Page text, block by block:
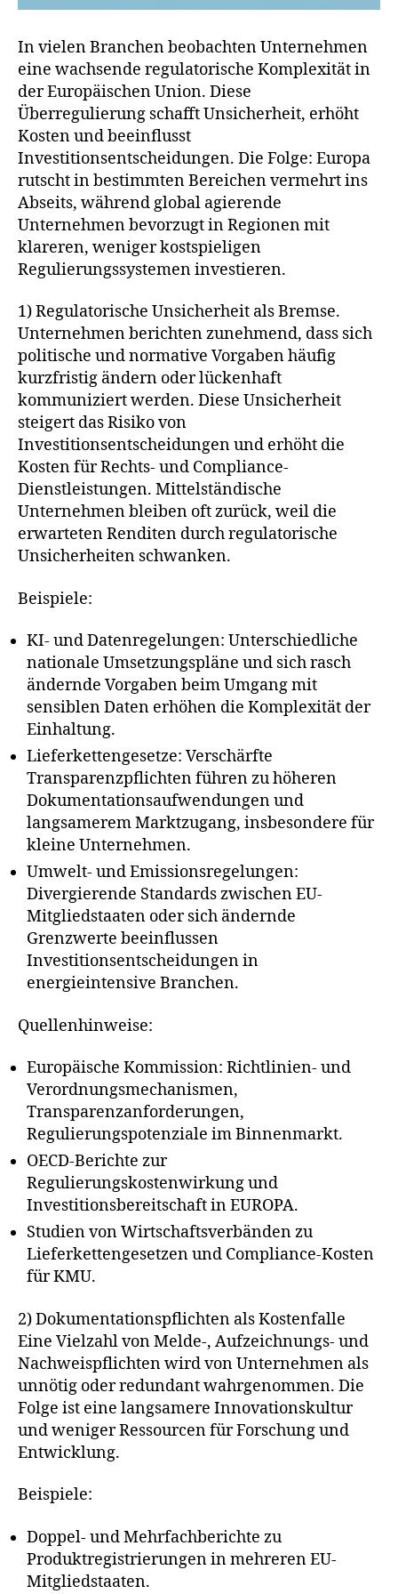
In vielen Branchen beobachten Unternehmen
eine wachsende regulatorische Komplexität in
der Europäischen Union. Diese
Überregulierung schafft Unsicherheit, erhöht
Kosten und beeinflusst
Investitionsentscheidungen. Die Folge: Europa
rutscht in bestimmten Bereichen vermehrt ins
Abseits, während global agierende
Unternehmen bevorzugt in Regionen mit
klareren, weniger kostspieligen
Regulierungssystemen investieren.
1) Regulatorische Unsicherheit als Bremse.
Unternehmen berichten zunehmend, dass sich
politische und normative Vorgaben häufig
kurzfristig ändern oder lückenhaft
kommuniziert werden. Diese Unsicherheit
steigert das Risiko von
Investitionsentscheidungen und erhöht die
Kosten für Rechts- und Compliance-
Dienstleistungen. Mittelständische
Unternehmen bleiben oft zurück, weil die
erwarteten Renditen durch regulatorische
Unsicherheiten schwanken.
Beispiele:
KI- und Datenregelungen: Unterschiedliche
nationale Umsetzungspläne und sich rasch
ändernde Vorgaben beim Umgang mit
sensiblen Daten erhöhen die Komplexität der
Einhaltung.
Lieferkettengesetze: Verschärfte
Transparenzpflichten führen zu höheren
Dokumentationsaufwendungen und
langsamerem Marktzugang, insbesondere für
kleine Unternehmen.
Umwelt- und Emissionsregelungen:
Divergierende Standards zwischen EU-
Mitgliedstaaten oder sich ändernde
Grenzwerte beeinflussen
Investitionsentscheidungen in
energieintensive Branchen.
Quellenhinweise:
Europäische Kommission: Richtlinien- und
Verordnungsmechanismen,
Transparenzanforderungen,
Regulierungspotenziale im Binnenmarkt.
OECD-Berichte zur
Regulierungskostenwirkung und
Investitionsbereitschaft in EUROPA.
Studien von Wirtschaftsverbänden zu
Lieferkettengesetzen und Compliance-Kosten
für KMU.
2) Dokumentationspflichten als Kostenfalle
Eine Vielzahl von Melde-, Aufzeichnungs- und
Nachweispflichten wird von Unternehmen als
unnötig oder redundant wahrgenommen. Die
Folge ist eine langsamere Innovationskultur
und weniger Ressourcen für Forschung und
Entwicklung.
Beispiele:
Doppel- und Mehrfachberichte zu
Produktregistrierungen in mehreren EU-
Mitgliedstaaten.